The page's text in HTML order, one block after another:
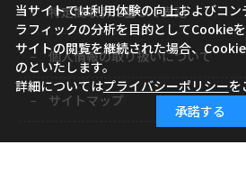
特定商取引に基づく表記
個人情報の取り扱いについて
サイトマップ
当サイトでは利用体験の向上およびコ
ラフィックの分析を目的としてCookieを
サイトの閲覧を継続された場合、
のといたします。
詳細についてはプライバシーポリシーを
承諾する